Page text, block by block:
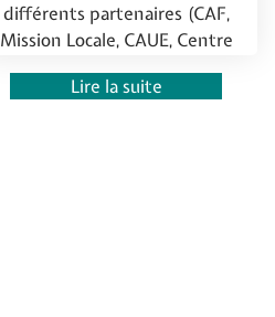
différents partenaires (CAF,
Mission Locale, CAUE, Centre
les sites de Montech, Grisolles
Lire la suite